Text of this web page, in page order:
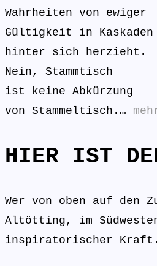
Wahrheiten von ewiger
Gültigkeit in Kaskaden
hinter sich herzieht.
Nein, Stammtisch
ist keine Abkürzung
von Stammeltisch.…
HIER IST
Wer von oben auf den
Altötting, im
inspiratorischer